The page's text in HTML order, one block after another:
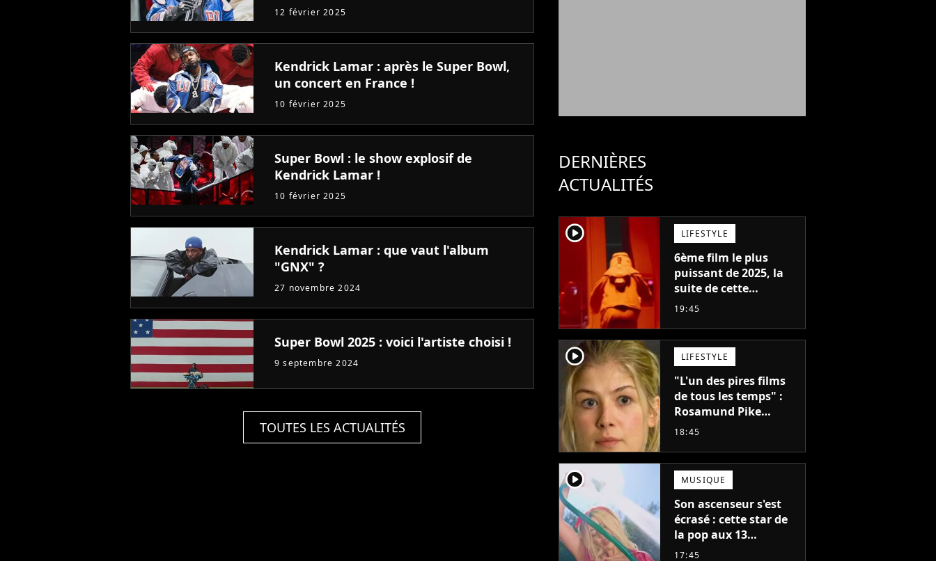
12 février 2025
Kendrick Lamar : après le Super Bowl,
un concert en France !
10 février 2025
Super Bowl : le show explosif de
Kendrick Lamar !
10 février 2025
Kendrick Lamar : que vaut l'album
"GNX" ?
27 novembre 2024
Super Bowl 2025 : voici l'artiste choisi !
9 septembre 2024
TOUTES LES ACTUALITÉS
DERNIÈRES
ACTUALITÉS
player2 LIFESTYLE
6ème film le plus
puissant de 2025, la
suite de cette
franchise culte est
réalisateur claque la
porte pour "différends
créatifs"
19:45
player2 LIFESTYLE
"L'un des pires films
de tous les temps" :
Rosamund Pike
pensait que ce film
fiction avec Dwayne
Johnson mettrait fin à
sa carrière
18:45
player2 MUSIQUE
Son ascenseur s'est
écrasé : cette star de
la pop aux 13
milliards d'écoutes a
17:45